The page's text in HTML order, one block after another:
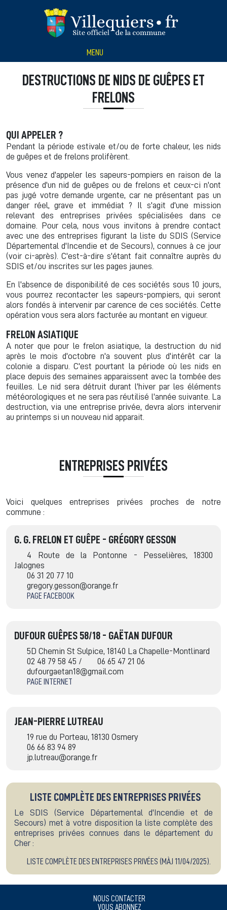
MENU
DESTRUCTIONS DE NIDS DE GUÊPES ET
FRELONS
QUI APPELER ?
Pendant la période estivale et/ou de forte chaleur, les nids
de guêpes et de frelons prolifèrent.
Vous venez d'appeler les sapeurs-pompiers en raison de la
présence d'un nid de guêpes ou de frelons et ceux-ci n'ont
pas jugé votre demande urgente, car ne présentant pas un
danger réel, grave et immédiat ? Il s'agit d'une mission
relevant des entreprises privées spécialisées dans ce
domaine. Pour cela, nous vous invitons à prendre contact
avec une des entreprises figurant la liste du SDIS (Service
Départemental d'Incendie et de Secours), connues à ce jour
(voir ci-après). C'est-à-dire s'étant fait connaître auprès du
SDIS et/ou inscrites sur les pages jaunes.
En l'absence de disponibilité de ces sociétés sous 10 jours,
vous pourrez recontacter les sapeurs-pompiers, qui seront
alors fondés à intervenir par carence de ces sociétés. Cette
opération vous sera alors facturée au montant en vigueur.
FRELON ASIATIQUE
A noter que pour le frelon asiatique, la destruction du nid
après le mois d'octobre n'a souvent plus d'intérêt car la
colonie a disparu. C'est pourtant la période où les nids en
place depuis des semaines apparaissent avec la tombée des
feuilles. Le nid sera détruit durant l'hiver par les éléments
météorologiques et ne sera pas réutilisé l'année suivante. La
destruction, via une entreprise privée, devra alors intervenir
au printemps si un nouveau nid apparait.
ENTREPRISES PRIVÉES
Voici quelques entreprises privées proches de notre
commune :
G. G. FRELON ET GUÊPE - GRÉGORY GESSON
4 Route de la Pontonne - Pesselières, 18300
Jalognes
06 31 20 77 10
gregory.gesson@orange.fr
PAGE FACEBOOK
DUFOUR GUÊPES 58/18 - GAËTAN DUFOUR
5D Chemin St Sulpice, 18140 La Chapelle-Montlinard
02 48 79 58 45 /
06 65 47 21 06
dufourgaetan18@gmail.com
PAGE INTERNET
JEAN-PIERRE LUTREAU
19 rue du Porteau, 18130 Osmery
06 66 83 94 89
jp.lutreau@orange.fr
LISTE COMPLÈTE DES ENTREPRISES PRIVÉES
Le SDIS (Service Départemental d'Incendie et de
Secours) met à votre disposition la liste complète des
entreprises privées connues dans le département du
Cher :
LISTE COMPLÈTE DES ENTREPRISES PRIVÉES (MÀJ 11/04/2025).
NOUS CONTACTER
VOUS ABONNEZ